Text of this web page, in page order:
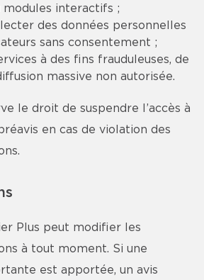
modules interactifs ;
des données personnelles
sans consentement ;
à des fins frauduleuses, de
massive non autorisée.
le droit de suspendre l’accès à
en cas de violation des
Plus peut modifier les
à tout moment. Si une
est apportée, un avis